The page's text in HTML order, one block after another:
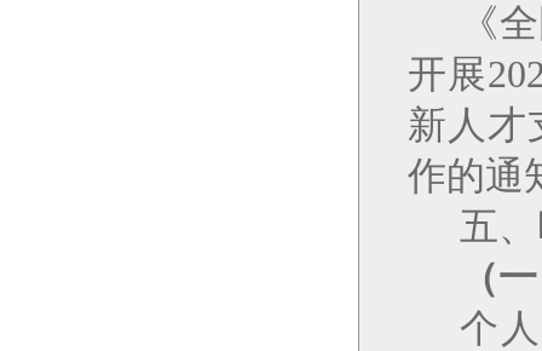
《
开展
新人才
作的通
五
（
个